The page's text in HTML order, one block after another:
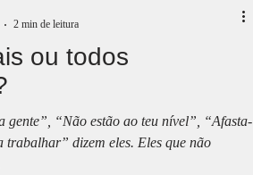
ou todos
gente”, “Não estão ao teu nível”, “Afasta-
trabalhar” dizem eles. Eles que não
2 min de leitura